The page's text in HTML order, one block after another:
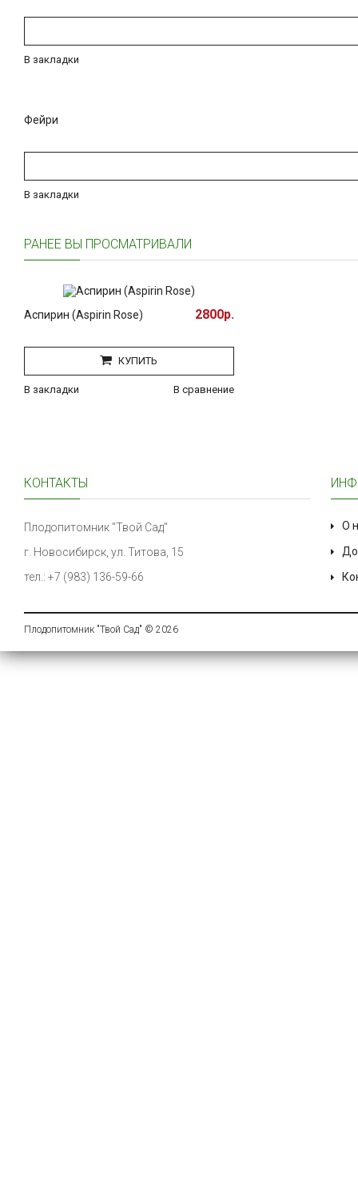
В закладки
Фейри
В закладки
РАНЕЕ ВЫ ПРОСМАТРИВАЛИ
Аспирин (Aspirin Rose) 2800р.
КУПИТЬ
В закладки В сравнение
КОНТАКТЫ
Плодопитомник "Твой Сад"
г. Новосибирск, ул. Титова, 15
тел.: +7 (983) 136-59-66
О
Плодопитомник "Твой Сад" © 2026